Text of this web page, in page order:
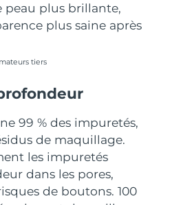
peau plus brillante,
plus saine après
tiers
99 % des impuretés,
de maquillage.
les impuretés
dans les pores,
de boutons. 100
Livraison estimée8/10/26
Livraison estimée
Livraison estimée8/8/26
Livraison estimée
Livraison estimée